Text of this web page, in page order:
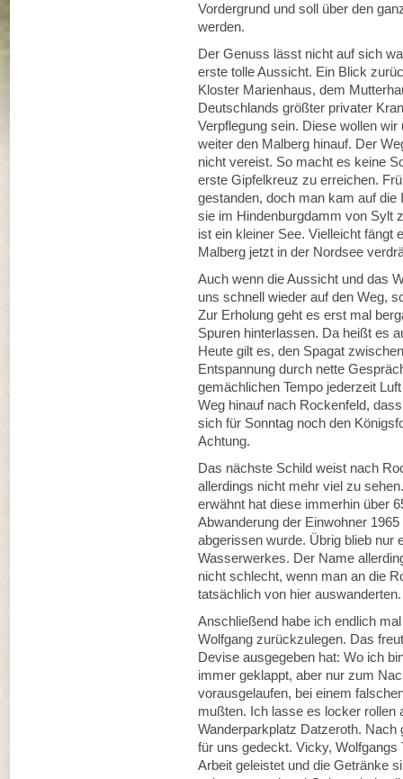
Vordergrund und soll über den
werden.
Der Genuss lässt nicht auf sich
erste tolle Aussicht. Ein Blick
Kloster Marienhaus, dem
Deutschlands größter privater
Verpflegung sein. Diese wollen
weiter den Malberg hinauf. Der
nicht vereist. So macht es keine
erste Gipfelkreuz zu erreichen.
gestanden, doch man kam auf
sie im Hindenburgdamm von Sylt
ist ein kleiner See. Vielleicht fängt
Malberg jetzt in der Nordsee
Auch wenn die Aussicht und das
uns schnell wieder auf den Weg,
Zur Erholung geht es erst mal
Spuren hinterlassen. Da heißt es
Heute gilt es, den Spagat
Entspannung durch nette
gemächlichen Tempo jederzeit
Weg hinauf nach Rockenfeld,
sich für Sonntag noch den
Achtung.
Das nächste Schild weist nach
allerdings nicht mehr viel zu
erwähnt hat diese immerhin über
Abwanderung der Einwohner
abgerissen wurde. Übrig blieb nur
Wasserwerkes. Der Name
nicht schlecht, wenn man an die
tatsächlich von hier auswanderten.
Anschließend habe ich endlich
Wolfgang zurückzulegen. Das
Devise ausgegeben hat: Wo ich
immer geklappt, aber nur zum
vorausgelaufen, bei einem
mußten. Ich lasse es locker rollen
Wanderparkplatz Datzeroth.
für uns gedeckt. Vicky, Wolfgangs
Arbeit geleistet und die Getränke